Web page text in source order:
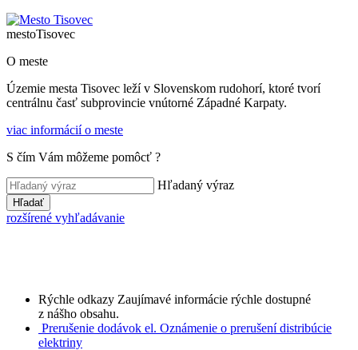
mestoTisovec
O meste
Územie mesta Tisovec leží v Slovenskom rudohorí, ktoré tvorí
centrálnu časť subprovincie vnútorné Západné Karpaty.
viac informácií o meste
S čím Vám môžeme pomôcť ?
Hľadaný výraz
Hľadať
rozšírené vyhľadávanie
Rýchle odkazy Zaujímavé informácie rýchle dostupné
z nášho obsahu.
Prerušenie dodávok el. Oznámenie o prerušení distribúcie
elektriny